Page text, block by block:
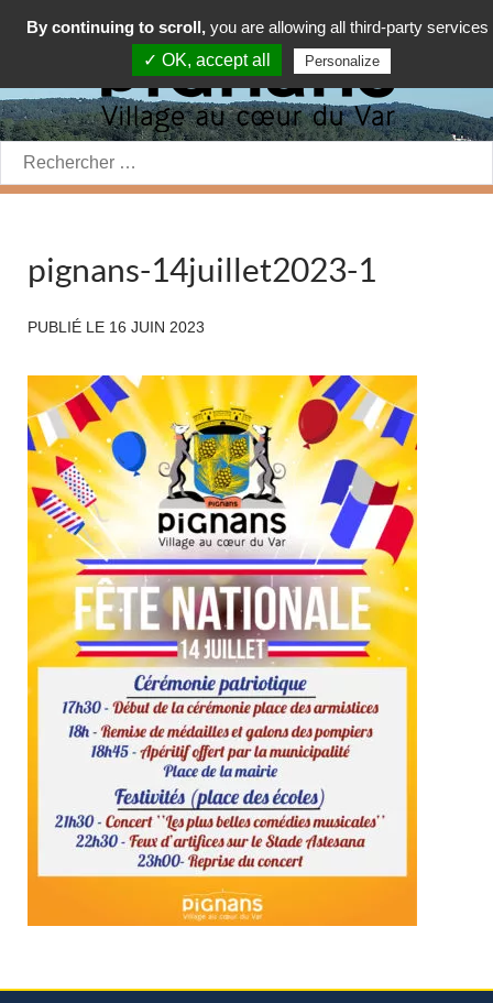
Rechercher:
pignans-14juillet2023-1
PUBLIÉ LE 16 JUIN 2023
By continuing to scroll, you are allowing all third-party services
✓ OK, accept all
Personalize